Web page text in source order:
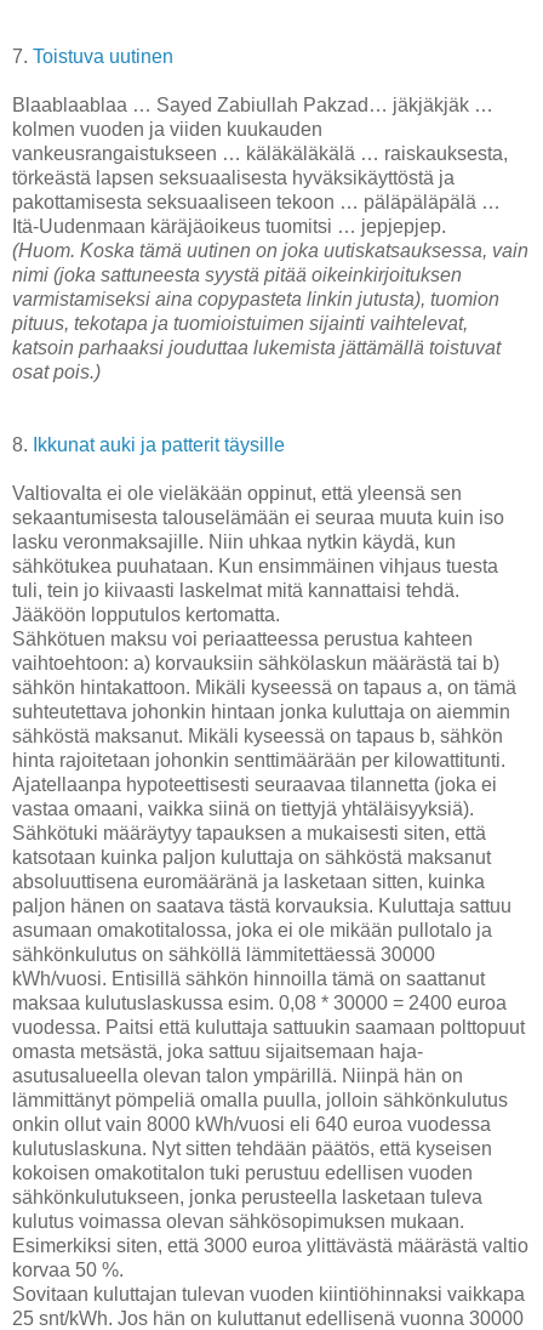
7. Toistuva uutinen
Blaablaablaa … Sayed Zabiullah Pakzad… jäkjäkjäk …
kolmen vuoden ja viiden kuukauden
vankeusrangaistukseen … käläkäläkälä … raiskauksesta,
törkeästä lapsen seksuaalisesta hyväksikäyttöstä ja
pakottamisesta seksuaaliseen tekoon … päläpäläpälä …
Itä-Uudenmaan käräjäoikeus tuomitsi … jepjepjep.
(Huom. Koska tämä uutinen on joka uutiskatsauksessa, vain
nimi (joka sattuneesta syystä pitää oikeinkirjoituksen
varmistamiseksi aina copypasteta linkin jutusta), tuomion
pituus, tekotapa ja tuomioistuimen sijainti vaihtelevat,
katsoin parhaaksi jouduttaa lukemista jättämällä toistuvat
osat pois.)
8. Ikkunat auki ja patterit täysille
Valtiovalta ei ole vieläkään oppinut, että yleensä sen
sekaantumisesta talouselämään ei seuraa muuta kuin iso
lasku veronmaksajille. Niin uhkaa nytkin käydä, kun
sähkötukea puuhataan. Kun ensimmäinen vihjaus tuesta
tuli, tein jo kiivaasti laskelmat mitä kannattaisi tehdä.
Jääköön lopputulos kertomatta.
Sähkötuen maksu voi periaatteessa perustua kahteen
vaihtoehtoon: a) korvauksiin sähkölaskun määrästä tai b)
sähkön hintakattoon. Mikäli kyseessä on tapaus a, on tämä
suhteutettava johonkin hintaan jonka kuluttaja on aiemmin
sähköstä maksanut. Mikäli kyseessä on tapaus b, sähkön
hinta rajoitetaan johonkin senttimäärään per kilowattitunti.
Ajatellaanpa hypoteettisesti seuraavaa tilannetta (joka ei
vastaa omaani, vaikka siinä on tiettyjä yhtäläisyyksiä).
Sähkötuki määräytyy tapauksen a mukaisesti siten, että
katsotaan kuinka paljon kuluttaja on sähköstä maksanut
absoluuttisena euromääränä ja lasketaan sitten, kuinka
paljon hänen on saatava tästä korvauksia. Kuluttaja sattuu
asumaan omakotitalossa, joka ei ole mikään pullotalo ja
sähkönkulutus on sähköllä lämmitettäessä 30000
kWh/vuosi. Entisillä sähkön hinnoilla tämä on saattanut
maksaa kulutuslaskussa esim. 0,08 * 30000 = 2400 euroa
vuodessa. Paitsi että kuluttaja sattuukin saamaan polttopuut
omasta metsästä, joka sattuu sijaitsemaan haja-
asutusalueella olevan talon ympärillä. Niinpä hän on
lämmittänyt pömpeliä omalla puulla, jolloin sähkönkulutus
onkin ollut vain 8000 kWh/vuosi eli 640 euroa vuodessa
kulutuslaskuna. Nyt sitten tehdään päätös, että kyseisen
kokoisen omakotitalon tuki perustuu edellisen vuoden
sähkönkulutukseen, jonka perusteella lasketaan tuleva
kulutus voimassa olevan sähkösopimuksen mukaan.
Esimerkiksi siten, että 3000 euroa ylittävästä määrästä valtio
korvaa 50 %.
Sovitaan kuluttajan tulevan vuoden kiintiöhinnaksi vaikkapa
25 snt/kWh. Jos hän on kuluttanut edellisenä vuonna 30000